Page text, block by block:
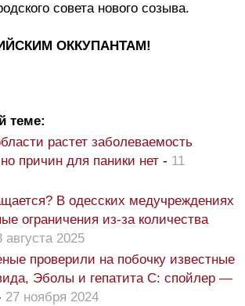
совета нового созыва.
ОККУПАНТАМ!
теме:
растет заболеваемость
причин для паники нет - 11
В одесских медучреждениях
ограничения из-за количества
августа 2025
проверили на побочку известные
Эболы и гепатита С: спойлер —
27 ноября 2024